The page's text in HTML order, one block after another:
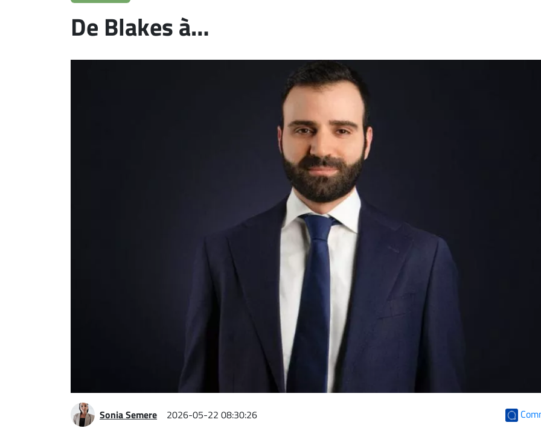
CARRIÈREDe Blakes à…
Sonia Semere 2026-05-22 08:30:26